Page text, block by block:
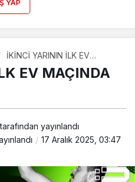
YAP
İKİNCİ YARININ İLK EV
EV MAÇINDA
tarafından yayınlandı
17 Aralık 2025, 03:47